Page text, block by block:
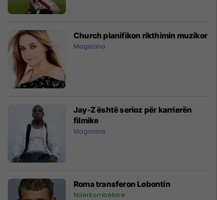
Church planifikon rikthimin muzikor
Magazina
Jay-Z është serioz për karrierën
filmike
Magazina
Roma transferon Lobontin
Ndërkombëtare